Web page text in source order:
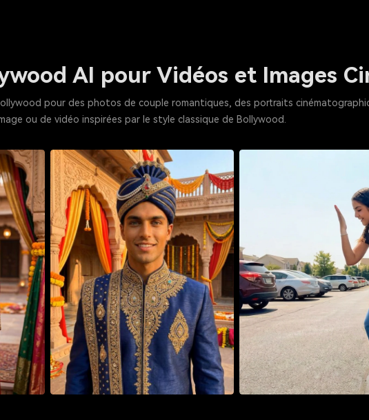
AI pour Vidéos et Images
pour des photos de couple romantiques, des portraits
ou de vidéo inspirées par le style classique de Bollywood.